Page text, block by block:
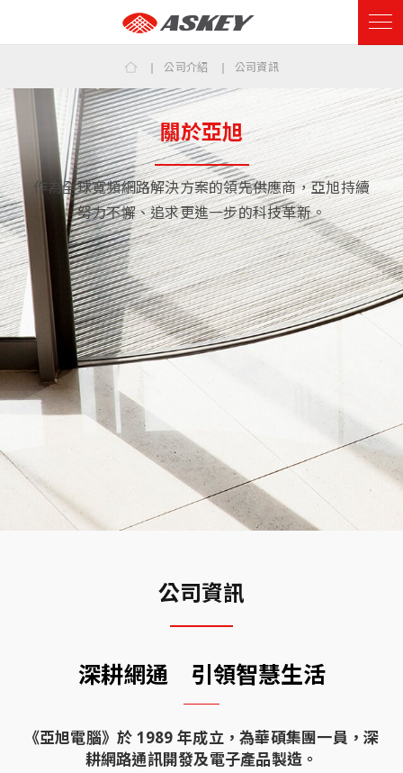
公司介紹 公司資訊
關於亞旭
作為全球寬頻網路解決方案的領先供應商，亞旭持續
努力不懈、追求更進一步的科技革新。
公司資訊
深耕網通 引領智慧生活
《亞旭電腦》於 1989 年成立，為華碩集團一員，深
耕網路通訊開發及電子產品製造。